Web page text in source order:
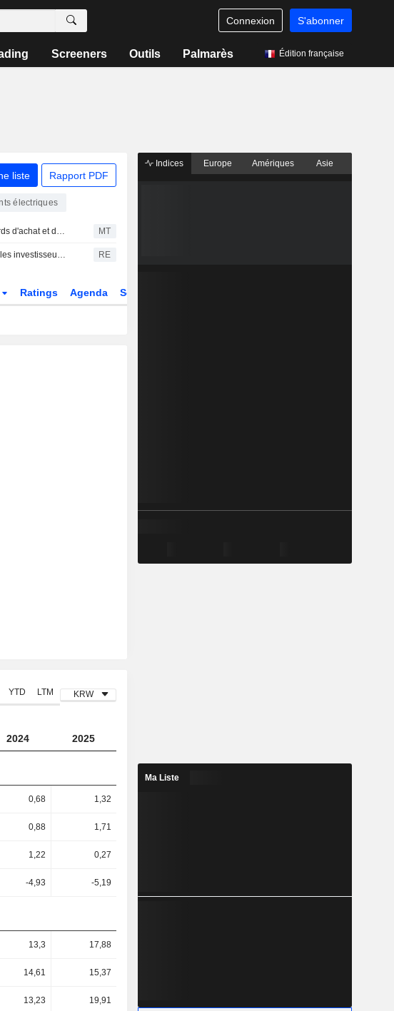
Connexion S'abonner
Screeners Outils Palmarès Édition française
liste Rapport PDF
électriques
Jiangsu Lopal Tech signe des accords d'achat et de vente avec LG Energy Solution MT
La Bourse de Corée du Sud hésite, les investisseurs évaluent les résultats américains RE
Ratings Agenda Secteur
YTD LTM KRW
2024 2025
0,68 1,32
0,88 1,71
1,22 0,27
-4,93 -5,19
13,3 17,88
14,61 15,37
13,23 19,91
Indices Europe Amériques Asie
Ma Liste